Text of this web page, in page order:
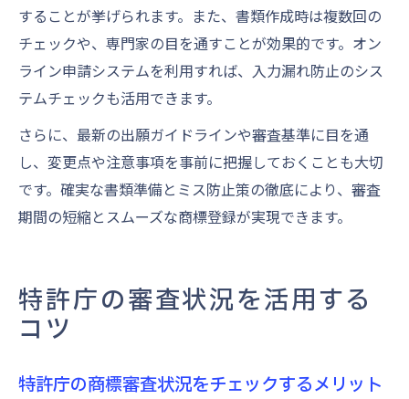
することが挙げられます。また、書類作成時は複数回の
チェックや、専門家の目を通すことが効果的です。オン
ライン申請システムを利用すれば、入力漏れ防止のシス
テムチェックも活用できます。
さらに、最新の出願ガイドラインや審査基準に目を通
し、変更点や注意事項を事前に把握しておくことも大切
です。確実な書類準備とミス防止策の徹底により、審査
期間の短縮とスムーズな商標登録が実現できます。
特許庁の審査状況を活用する
コツ
特許庁の商標審査状況をチェックするメリット